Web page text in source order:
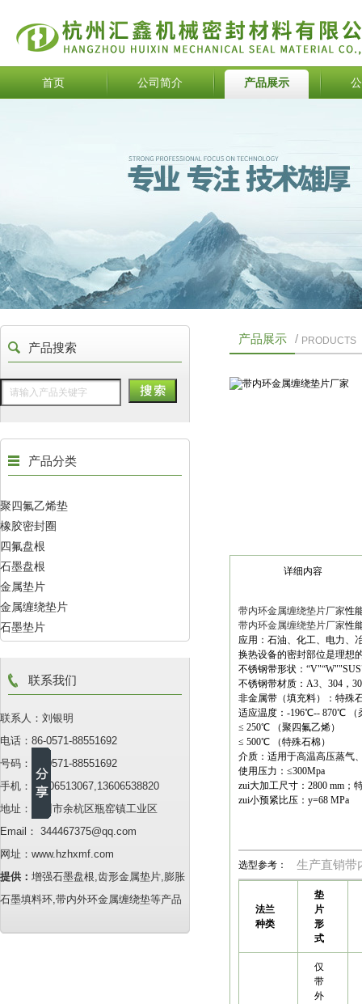
首页 公司简介 产品展示
产品搜索
产品分类
聚四氟乙烯垫
橡胶密封圈
四氟盘根
石墨盘根
金属垫片
金属缠绕垫片
石墨垫片
联系我们
联系人：刘银明
电话：86-0571-88551692
号码：86-0571-88551692
手机：13706513067,13606538820
地址：杭州市余杭区瓶窑镇工业区
Email： 344467375@qq.com
网址：www.hzhxmf.com
提供： 增强石墨盘根,齿形金属垫片,膨胀
石墨填料环,带内外环金属缠绕垫等产品
产品展示 / PRODUCTS
详细内容
带内环金属缠绕垫片厂家性
带内环金属缠绕垫片厂家性
应用：石油、化工、电力、
换热设备的密封部位是理想
不锈钢带形状：
不锈钢带材质：A3、304，
非金属带（填充料）：特殊
适应温度：-196℃-- 870℃ （
≤ 250℃ （聚四氟乙烯）
≤ 500℃ （特殊石棉）
介质：适用于高温高压蒸气
使用压力：≤300Mpa
zui大加工尺寸：2800 mm；
zui小预紧比压：y=68 MPa
生产直销带
选型参考：
法兰
种类
垫
片
形
式
仅
带
外